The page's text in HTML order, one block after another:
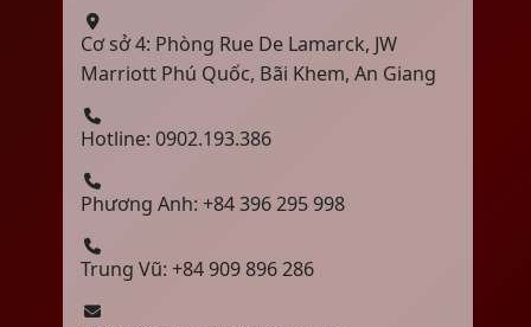
Cơ sở 4: Phòng Rue De Lamarck, JW
Marriott Phú Quốc, Bãi Khem, An Giang
Hotline: 0902.193.386
Phương Anh: +84 396 295 998
Trung Vũ: +84 909 896 286